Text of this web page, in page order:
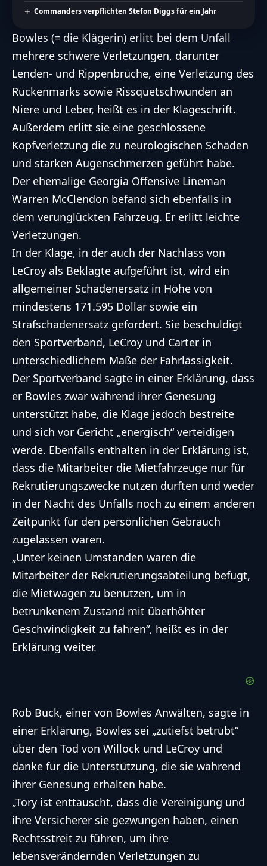
Commanders verpflichten Stefon Diggs für ein Jahr
Bowles (= die Klägerin) erlitt bei dem Unfall
mehrere schwere Verletzungen, darunter
Lenden- und Rippenbrüche, eine Verletzung des
Rückenmarks sowie Rissquetschwunden an
Niere und Leber, heißt es in der Klageschrift.
Außerdem erlitt sie eine geschlossene
Kopfverletzung die zu neurologischen Schäden
und starken Augenschmerzen geführt habe.
Der ehemalige Georgia Offensive Lineman
Warren McClendon befand sich ebenfalls in
dem verunglückten Fahrzeug. Er erlitt leichte
Verletzungen.
In der Klage, in der auch der Nachlass von
LeCroy als Beklagte aufgeführt ist, wird ein
allgemeiner Schadenersatz in Höhe von
mindestens 171.595 Dollar sowie ein
Strafschadenersatz gefordert. Sie beschuldigt
den Sportverband, LeCroy und Carter in
unterschiedlichem Maße der Fahrlässigkeit.
Der Sportverband sagte in einer Erklärung, dass
er Bowles zwar während ihrer Genesung
unterstützt habe, die Klage jedoch bestreite
und sich vor Gericht „energisch“ verteidigen
werde. Ebenfalls enthalten in der Erklärung ist,
dass die Mitarbeiter die Mietfahrzeuge nur für
Rekrutierungszwecke nutzen durften und weder
in der Nacht des Unfalls noch zu einem anderen
Zeitpunkt für den persönlichen Gebrauch
zugelassen waren.
„Unter keinen Umständen waren die
Mitarbeiter der Rekrutierungsabteilung befugt,
die Mietwagen zu benutzen, um in
betrunkenem Zustand mit überhöhter
Geschwindigkeit zu fahren“, heißt es in der
Erklärung weiter.
Rob Buck, einer von Bowles Anwälten, sagte in
einer Erklärung, Bowles sei „zutiefst betrübt“
über den Tod von Willock und LeCroy und
danke für die Unterstützung, die sie während
ihrer Genesung erhalten habe.
„Tory ist enttäuscht, dass die Vereinigung und
ihre Versicherer sie gezwungen haben, einen
Rechtsstreit zu führen, um ihre
lebensverändernden Verletzungen zu